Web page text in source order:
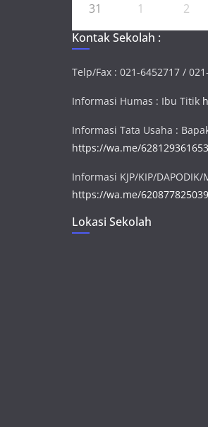
31 1 2
Kontak Sekolah :
Telp/Fax : 021-6452717 /
Informasi Humas : Ibu Titik
Informasi Tata Usaha :
https://wa.me/
Informasi KJP/KIP/
https://wa.me/
Lokasi Sekolah